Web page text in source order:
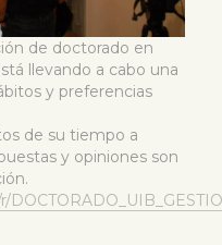
de doctorado en
llevando a cabo una
y preferencias
de su tiempo a
y opiniones son